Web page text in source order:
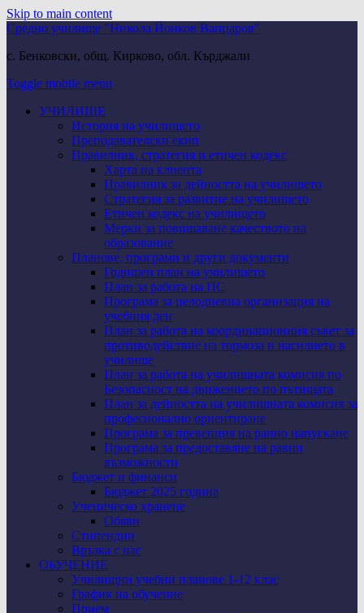
Skip to main content
Средно училище "Никола Йонков Вапцаров"
с. Бенковски, общ. Кирково, обл. Кърджали
Toggle mobile menu
УЧИЛИЩЕ
История на училището
Преподавателски екип
Правилник, стратегия и етичен кодекс
Харта на клиента
Правилник за дейността на училището
Стратегия за развитие на училището
Етичен кодекс на училището
Мерки за повишаване качеството на
образование
Планове, програми и други документи
Годишен план на училището
План за работа на ПС
Програма за целодневна организация на
учебния ден
План за работа на координационния съвет за
противодействие на тормоза и насилието в
училище
План за работа на училищната комисия по
Безопасност на движението по пътищата
План за дейността на училищната комисия за
професионално ориентиране
Програма за превенция на ранно напускане
Програма за предоставяне на равни
възможности
Бюджет и финанси
Бюджет 2025 година
Ученическо хранене
Обяви
Стипендии
Връзка с нас
ОБУЧЕНИЕ
Училищни учебни планове 1-12 клас
График на обучение
Прием